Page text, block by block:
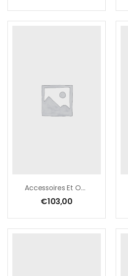
Accessoires Et OSupplément De Prix (set) Pour Allongement Des Fourches À 1.20m 1,5T (80×40 – 100×100)
€103,00